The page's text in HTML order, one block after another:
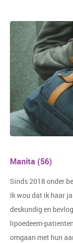
Manita (56)
Sinds 2018 onder
Ik wou dat ik haar
deskundig en
lipoedeem-
omgaan met hun